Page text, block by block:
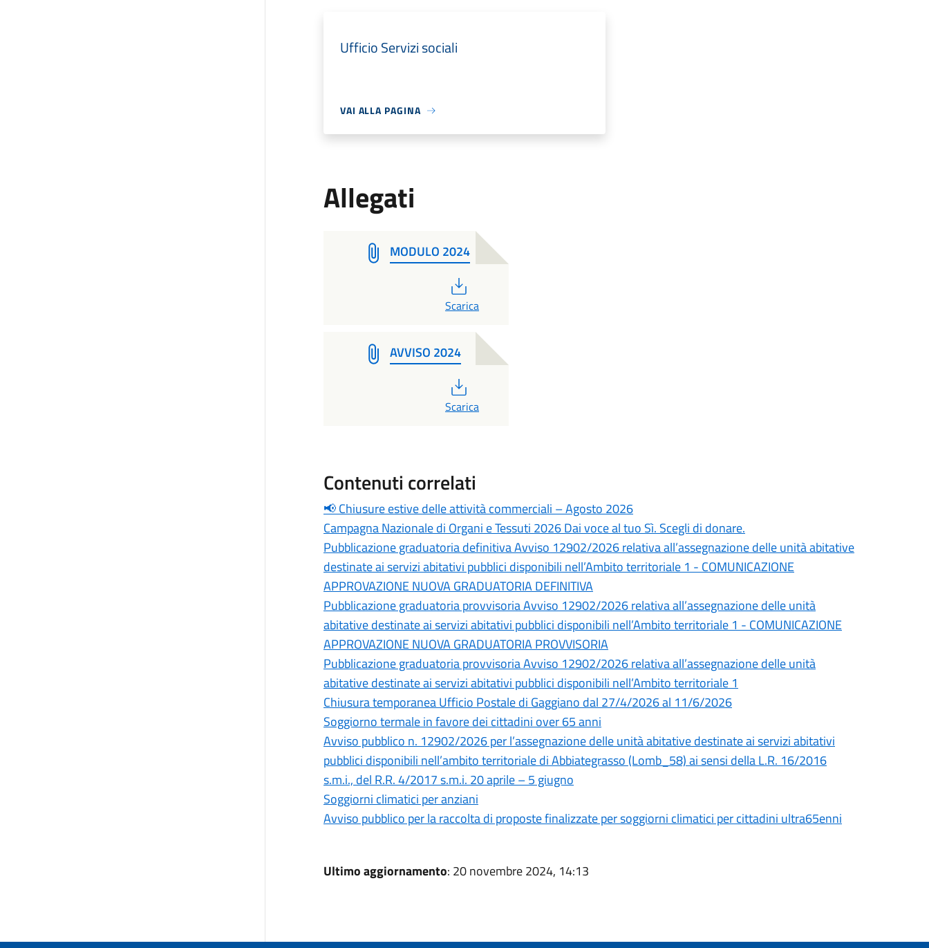
Ufficio Servizi sociali
VAI ALLA PAGINA
Allegati
MODULO 2024
Scarica
AVVISO 2024
Scarica
Contenuti correlati
📢 Chiusure estive delle attività commerciali – Agosto 2026
Campagna Nazionale di Organi e Tessuti 2026 Dai voce al tuo Sì. Scegli di donare.
Pubblicazione graduatoria definitiva Avviso 12902/2026 relativa all’assegnazione delle unità abitative
destinate ai servizi abitativi pubblici disponibili nell’Ambito territoriale 1 - COMUNICAZIONE
APPROVAZIONE NUOVA GRADUATORIA DEFINITIVA
Pubblicazione graduatoria provvisoria Avviso 12902/2026 relativa all’assegnazione delle unità
abitative destinate ai servizi abitativi pubblici disponibili nell’Ambito territoriale 1 - COMUNICAZIONE
APPROVAZIONE NUOVA GRADUATORIA PROVVISORIA
Pubblicazione graduatoria provvisoria Avviso 12902/2026 relativa all’assegnazione delle unità
abitative destinate ai servizi abitativi pubblici disponibili nell’Ambito territoriale 1
Chiusura temporanea Ufficio Postale di Gaggiano dal 27/4/2026 al 11/6/2026
Soggiorno termale in favore dei cittadini over 65 anni
Avviso pubblico n. 12902/2026 per l’assegnazione delle unità abitative destinate ai servizi abitativi
pubblici disponibili nell’ambito territoriale di Abbiategrasso (Lomb_58) ai sensi della L.R. 16/2016
s.m.i., del R.R. 4/2017 s.m.i. 20 aprile – 5 giugno
Soggiorni climatici per anziani
Avviso pubblico per la raccolta di proposte finalizzate per soggiorni climatici per cittadini ultra65enni
Ultimo aggiornamento: 20 novembre 2024, 14:13